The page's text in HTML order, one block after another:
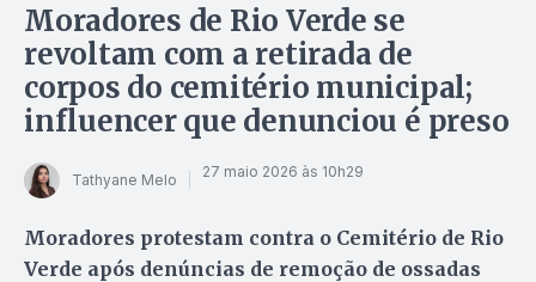
Moradores de Rio Verde se
revoltam com a retirada de
corpos do cemitério municipal;
influencer que denunciou é preso
Tathyane Melo 27 maio 2026 às 10h29
Moradores protestam contra o Cemitério de Rio
Verde após denúncias de remoção de ossadas